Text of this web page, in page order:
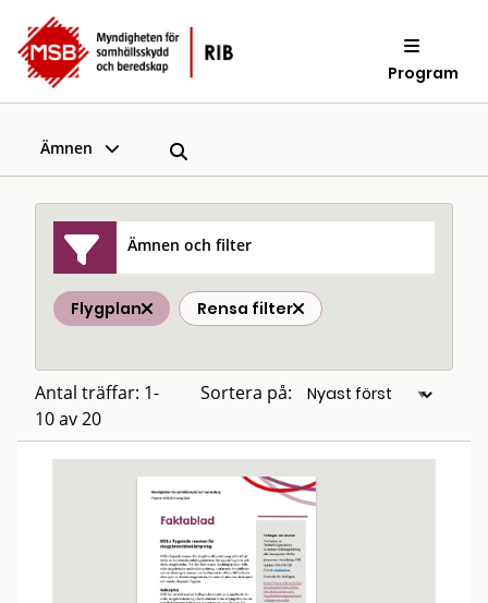
Program
Ämnen
Ämnen och filter
Flygplan Rensa filter
Antal träffar: 1-
10 av 20
Sortera på: